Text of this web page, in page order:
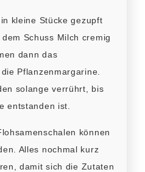
kleine Stücke gezupft
Schuss Milch cremig
dann das
Pflanzenmargarine.
solange verrührt, bis
entstanden ist.
können
Alles nochmal kurz
damit sich die Zutaten